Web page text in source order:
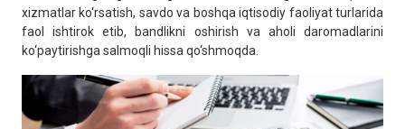
xizmatlar ko‘rsatish, savdo va boshqa iqtisodiy faoliyat turlarida
faol ishtirok etib, bandlikni oshirish va aholi daromadlarini
ko‘paytirishga salmoqli hissa qo‘shmoqda.